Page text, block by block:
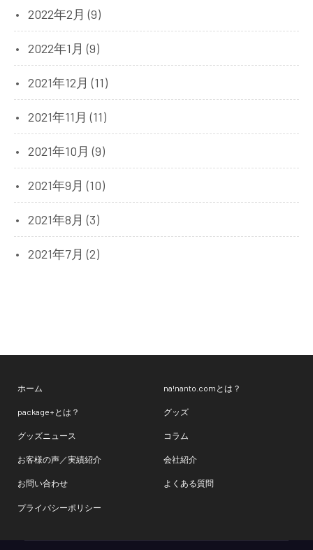
2022年2月 (9)
2022年1月 (9)
2021年12月 (11)
2021年11月 (11)
2021年10月 (9)
2021年9月 (10)
2021年8月 (3)
2021年7月 (2)
ホーム na!nanto.comとは？
package+とは？ グッズ
グッズニュース コラム
お客様の声／実績紹介 会社紹介
お問い合わせ よくある質問
プライバシーポリシー